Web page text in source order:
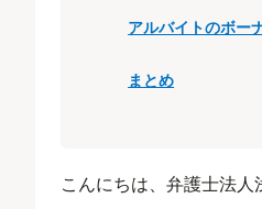
アルバイトのボー
まとめ
こんにちは、弁護士法